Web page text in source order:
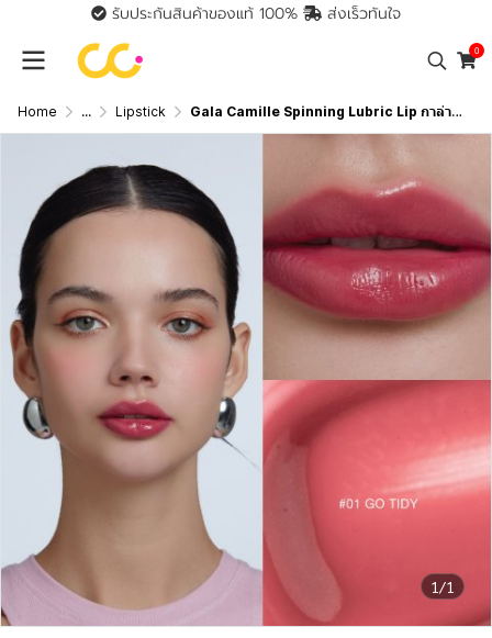
รับประกันสินค้าของแท้ 100% ส่งเร็วทันใจ
0
Home ... Lipstick Gala Camille Spinning Lubric Lip กาล่า กามิลเล่ ลิป Tint Oil เนื้อลื่น ทิ้ง Stain ติดทน
1/1